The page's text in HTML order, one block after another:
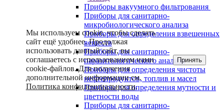
Приборы вакуумного фильтрования
Приборы для санитарно-
микробиологического анализа
Приборы для определения взвешенных
веществ
Приборы для санитарно-
паразитологического анализа
Приборы для определения чистоты
нефтепродуктов, топлив и масел
Приборы для определения мутности и
цветности воды
Приборы для санитарно-
Мы используем cookie, чтобы сделать
сайт ещё удобнее. Продолжая
использовать данный сайт, вы
соглашаетесь с использованием нами
cookie-файлов. Для получения
дополнительной информации см.
Политика конфиденциальности.
Принять